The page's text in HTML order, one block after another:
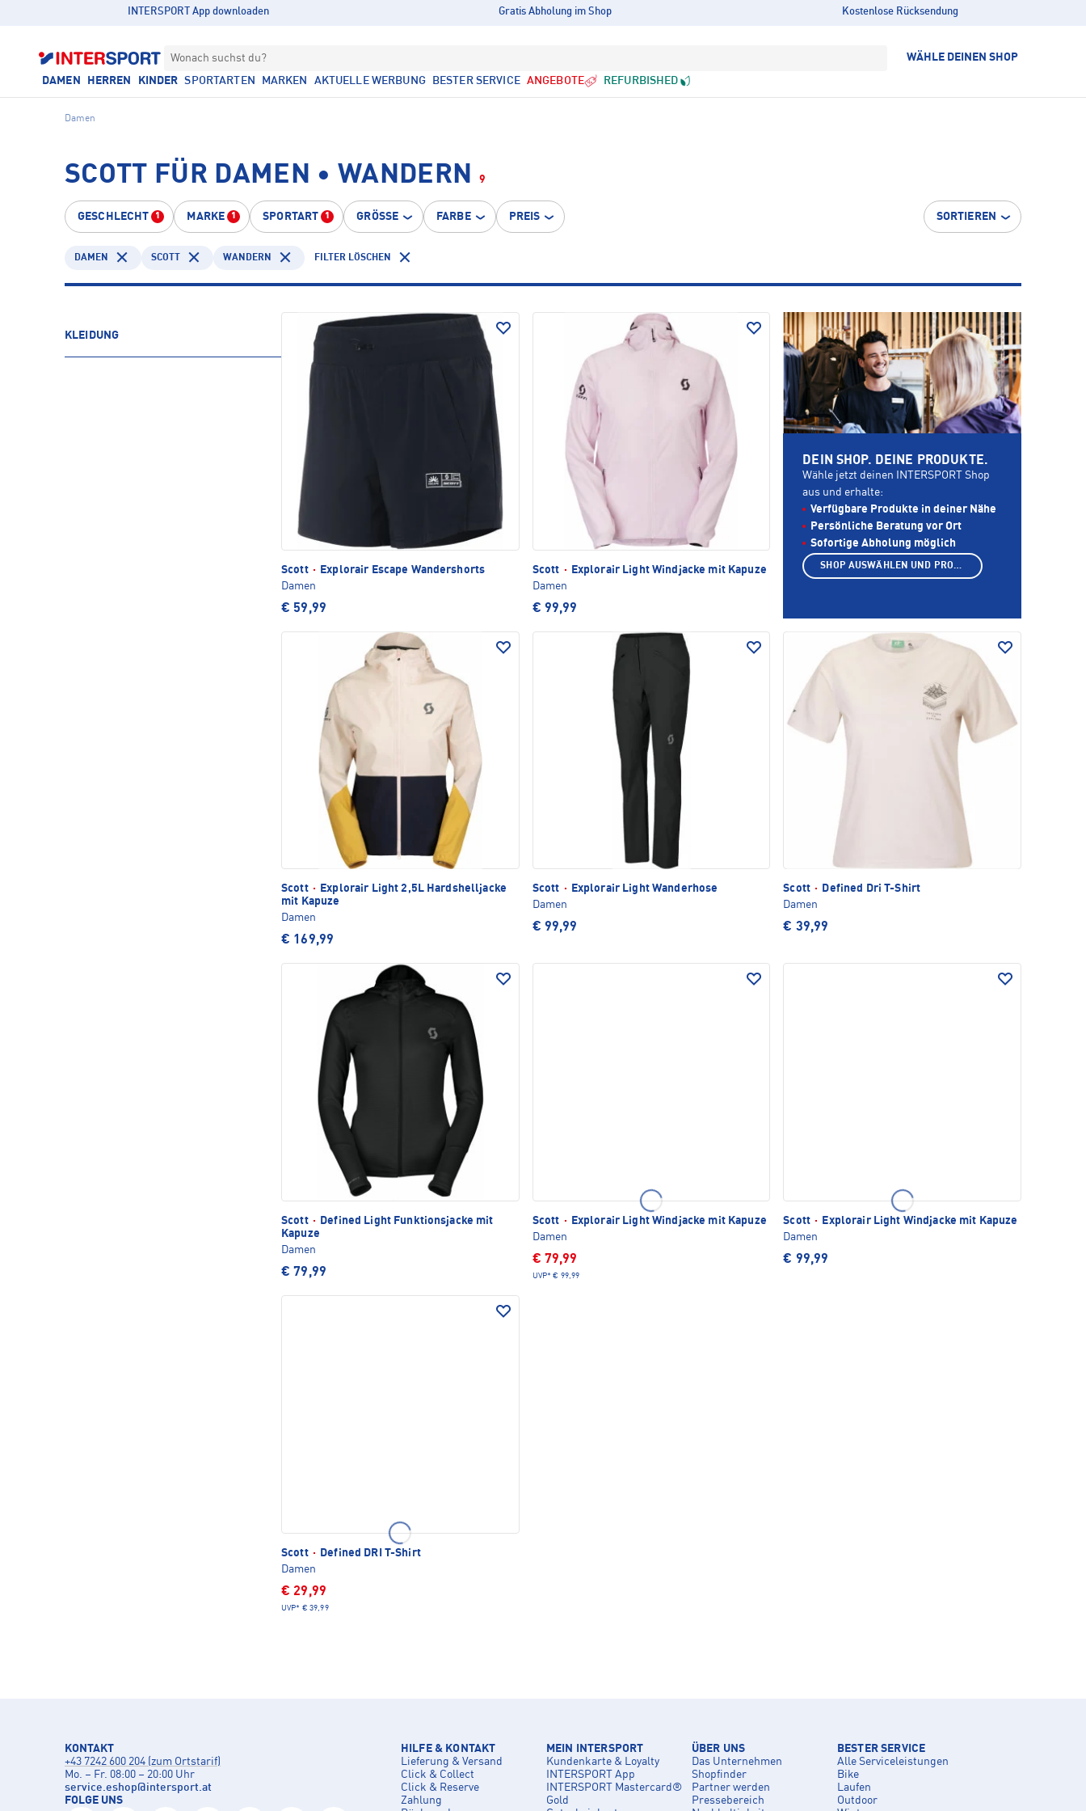
INTERSPORT App downloaden Gratis Abholung im Shop Kostenlose Rücksendung
Wonach suchst du? WÄHLE DEINEN SHOP
DAMEN HERREN KINDER SPORTARTEN MARKEN AKTUELLE WERBUNG BESTER SERVICE ANGEBOTE REFURBISHED
Damen
SCOTT FÜR DAMEN • WANDERN 9
GESCHLECHT 1 MARKE 1 SPORTART 1 GRÖSSE FARBE PREIS SORTIEREN
DAMEN SCOTT WANDERN FILTER LÖSCHEN
KLEIDUNG
Scott ·
Explorair Escape Wandershorts
Damen
€ 59,99
Scott ·
Explorair Light Windjacke mit Kapuze
Damen
€ 99,99
Scott ·
Explorair Light 2,5L Hardshelljacke
mit Kapuze
Damen
€ 169,99
Scott ·
Explorair Light Wanderhose
Damen
€ 99,99
Scott ·
Defined Dri T-Shirt
Damen
€ 39,99
Scott ·
Defined Light Funktionsjacke mit
Kapuze
Damen
€ 79,99
Scott ·
Explorair Light Windjacke mit Kapuze
Damen
€ 79,99
UVP* € 99,99
Scott ·
Explorair Light Windjacke mit Kapuze
Damen
€ 99,99
Scott ·
Defined DRI T-Shirt
Damen
€ 29,99
UVP* € 39,99
DEIN SHOP. DEINE PRODUKTE.
Wähle jetzt deinen INTERSPORT Shop
aus und erhalte:
Verfügbare Produkte in deiner Nähe
Persönliche Beratung vor Ort
Sofortige Abholung möglich
SHOP AUSWÄHLEN UND PRODUKTE ANZEIGEN
KONTAKT
+43 7242 600 204 (zum Ortstarif)
Mo. – Fr. 08:00 – 20:00 Uhr
service.eshop@intersport.at
FOLGE UNS
HILFE & KONTAKT
Lieferung & Versand
Click & Collect
Click & Reserve
Zahlung
MEIN INTERSPORT
Kundenkarte & Loyalty
INTERSPORT App
INTERSPORT Mastercard®
Gold
ÜBER UNS
Das Unternehmen
Shopfinder
Partner werden
Pressebereich
BESTER SERVICE
Alle Serviceleistungen
Bike
Laufen
Outdoor